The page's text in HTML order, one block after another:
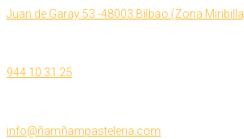
Juan de Garay 53 -48003 Bilbao (Zona
944 10 31 25
info@ñamñampasteleria.com